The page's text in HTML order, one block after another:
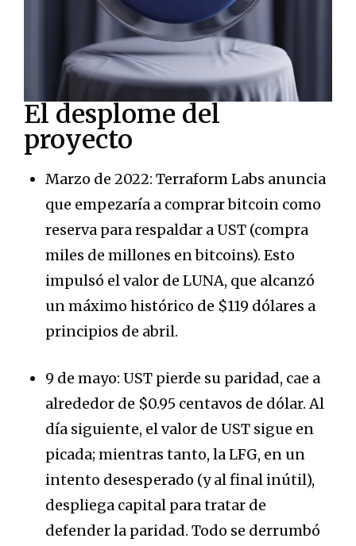
El desplome del
proyecto
Marzo de 2022: Terraform Labs anuncia
que empezaría a comprar bitcoin como
reserva para respaldar a UST (compra
miles de millones en bitcoins). Esto
impulsó el valor de LUNA, que alcanzó
un máximo histórico de $119 dólares a
principios de abril.
9 de mayo: UST pierde su paridad, cae a
alrededor de $0.95 centavos de dólar. Al
día siguiente, el valor de UST sigue en
picada; mientras tanto, la LFG, en un
intento desesperado (y al final inútil),
despliega capital para tratar de
defender la paridad. Todo se derrumbó